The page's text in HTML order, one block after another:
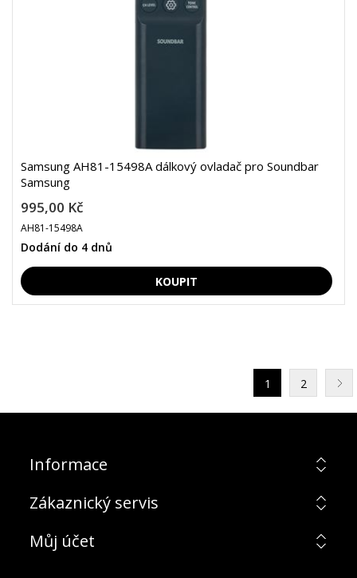
Samsung AH81-15498A dálkový ovladač pro Soundbar
Samsung
995,00 Kč
AH81-15498A
Dodání do 4 dnů
1 2
Informace
Zákaznický servis
Můj účet